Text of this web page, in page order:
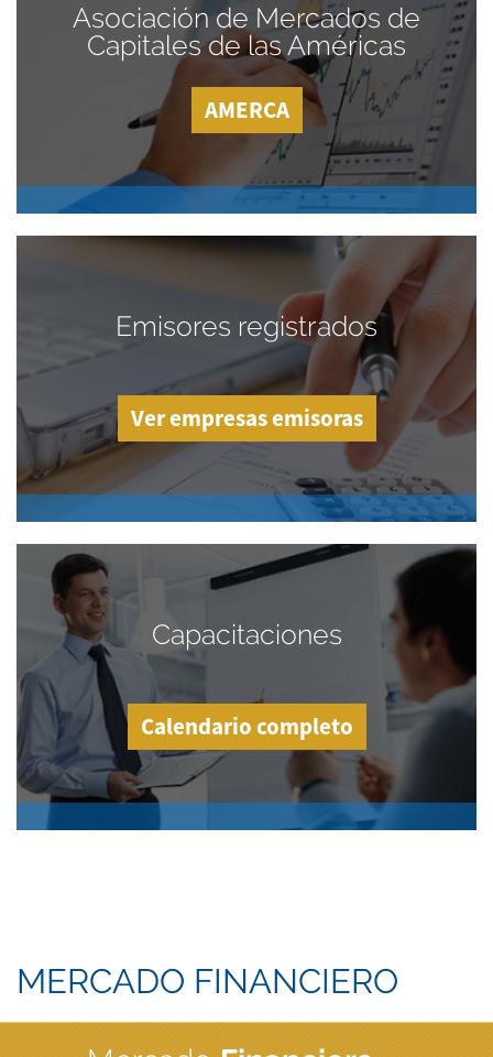
Asociación de Mercados de
Capitales de las Américas
AMERCA
Emisores registrados
Ver empresas emisoras
Capacitaciones
Calendario completo
MERCADO FINANCIERO